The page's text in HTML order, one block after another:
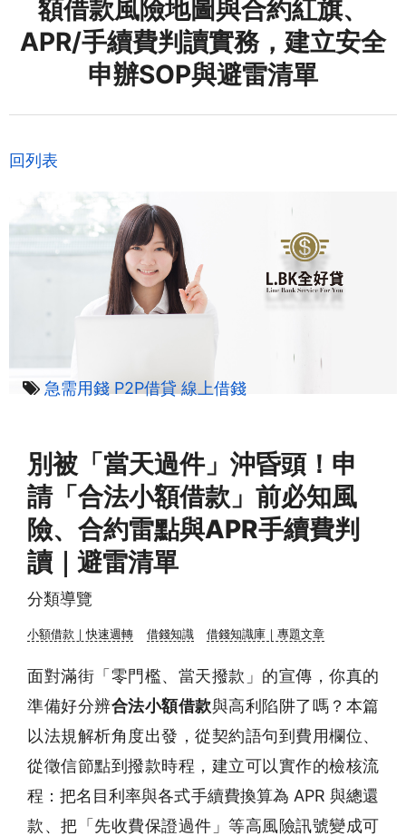
額借款風險地圖與合約紅旗、
APR/手續費判讀實務，建立安全
申辦SOP與避雷清單
回列表
急需用錢 P2P借貸 線上借錢
別被「當天過件」沖昏頭！申
請「合法小額借款」前必知風
險、合約雷點與APR手續費判
讀｜避雷清單
分類導覽
小額借款｜快速週轉 借錢知識 借錢知識庫｜專題文章
面對滿街「零門檻、當天撥款」的宣傳，你真的
準備好分辨合法小額借款與高利陷阱了嗎？本篇
以法規解析角度出發，從契約語句到費用欄位、
從徵信節點到撥款時程，建立可以實作的檢核流
程：把名目利率與各式手續費換算為 APR 與總還
款、把「先收費保證過件」等高風險訊號變成可